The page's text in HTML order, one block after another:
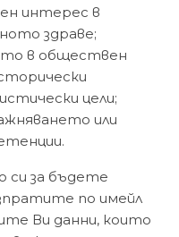
интерес в
здраве;
в обществен
цели;
или
си за бъдете
по имейл
Ви данни, които